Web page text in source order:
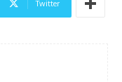
Twitter